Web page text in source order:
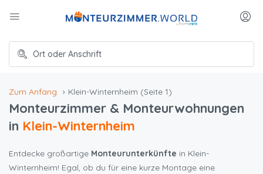
Zum Anfang Klein-Winternheim (Seite 1)
Monteurzimmer & Monteurwohnungen
in Klein-Winternheim
Entdecke großartige Monteurunterkünfte in Klein-
Winternheim! Egal, ob du für eine kurze Montage eine